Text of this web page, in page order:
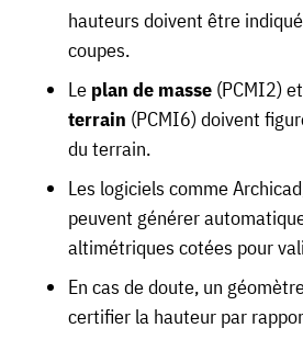
hauteurs doivent être
coupes.
Le plan de masse (PCMI2)
terrain (PCMI6) doivent
du terrain.
Les logiciels comme
peuvent générer
altimétriques cotées pour
En cas de doute, un
certifier la hauteur par